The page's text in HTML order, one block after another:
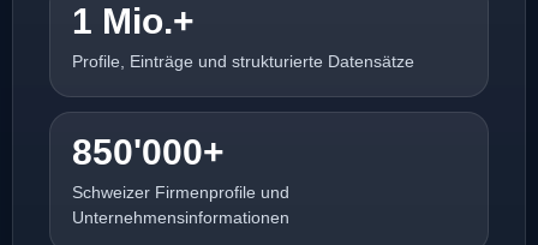
1 Mio.+
Profile, Einträge und strukturierte Datensätze
850'000+
Schweizer Firmenprofile und
Unternehmensinformationen